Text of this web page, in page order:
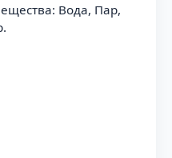
Вода, Пар,